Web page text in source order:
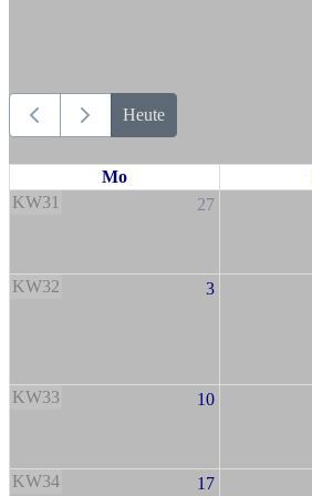
Heute
Mo
KW31
27
KW32 3
KW33 10
KW34 17